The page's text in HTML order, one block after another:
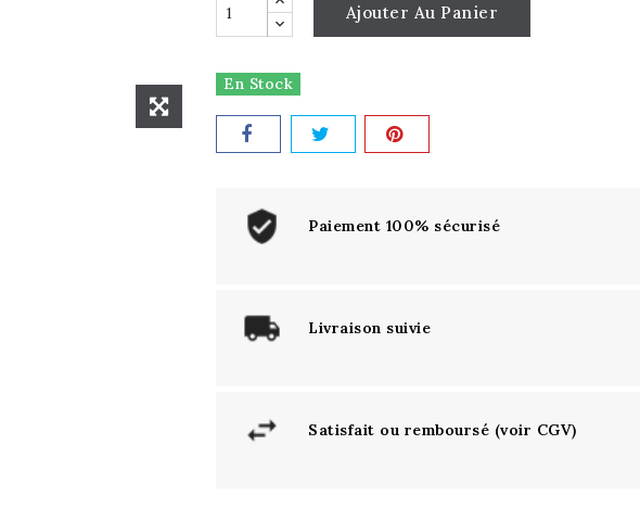
Ajouter Au Panier
En Stock
Paiement 100% sécurisé
Livraison suivie
Satisfait ou remboursé (voir CGV)